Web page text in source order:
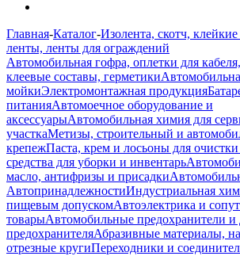
Главная-Каталог-Изолента, скотч,
ленты, ленты для ограждений
Автомобильная гофра, оплетки для
клеевые составы, герметики
мойкиЭлектромонтажная продукция
питанияАвтомоечное оборудование и
аксессуарыАвтомобильная химия для
участкаМетизы, строительный и
крепежПаста, крем и лосьоны для
средства для уборки и инвентарь
масло, антифризы и присадки
АвтопринадлежностиИндустриальная
пищевым допускомАвтоэлектрика и
товарыАвтомобильные предохранители и
предохранителяАбразивные материалы,
отрезные кругиПереходники и